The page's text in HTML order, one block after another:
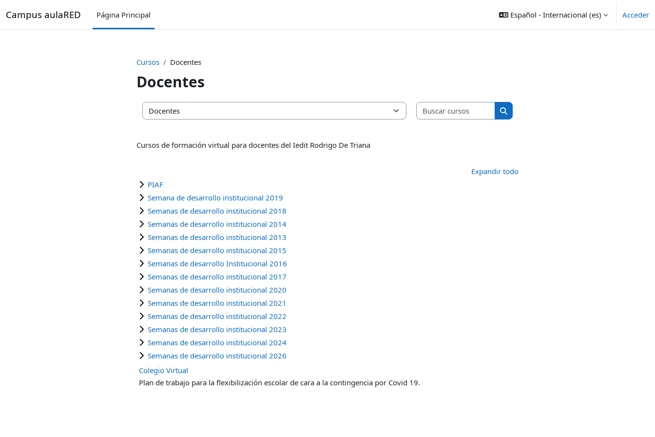
Campus aulaRED Página Principal Español - Internacional ‎(es)‎ Acceder
Cursos Docentes
Docentes
Categorías
Buscar cursos
Buscar cursos
Cursos de formación virtual para docentes del Iedit Rodrigo De Triana
Expandir todo
PIAF
Semana de desarrollo institucional 2019
Semanas de desarrollo institucional 2018
Semanas de desarrollo institucional 2014
Semanas de desarrollo institucional 2013
Semanas de desarrollo institucional 2015
Semanas de desarrollo Institucional 2016
Semanas de desarrollo institucional 2017
Semanas de desarrollo institucional 2020
Semanas de desarrollo institucional 2021
Semanas de desarrollo institucional 2022
Semanas de desarrollo institucional 2023
Semanas de desarrollo institucional 2024
Semanas de desarrollo institucional 2026
Colegio Virtual
Plan de trabajo para la flexibilización escolar de cara a la contingencia por Covid 19.